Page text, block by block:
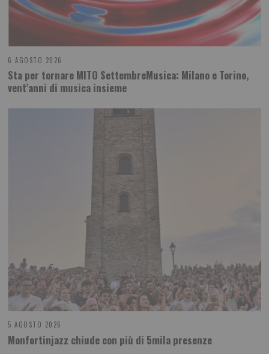
6 AGOSTO 2026
Sta per tornare MITO SettembreMusica: Milano e Torino,
vent’anni di musica insieme
5 AGOSTO 2026
Monfortinjazz chiude con più di 5mila presenze